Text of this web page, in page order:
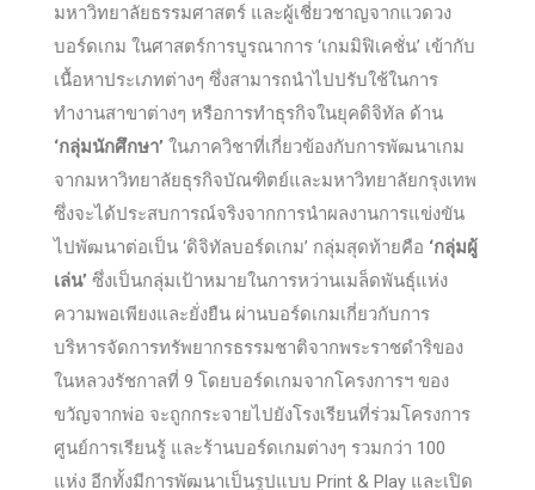
มหาวิทยาลัยธรรมศาสตร์ และผู้เชี่ยวชาญจากแวดวง
บอร์ดเกม ในศาสตร์การบูรณาการ ‘เกมมิฟิเคชั่น’ เข้ากับ
เนื้อหาประเภทต่างๆ ซึ่งสามารถนำไปปรับใช้ในการ
ทำงานสาขาต่างๆ หรือการทำธุรกิจในยุคดิจิทัล ด้าน
‘กลุ่มนักศึกษา’ ในภาควิชาที่เกี่ยวข้องกับการพัฒนาเกม
จากมหาวิทยาลัยธุรกิจบัณฑิตย์และมหาวิทยาลัยกรุงเทพ
ซึ่งจะได้ประสบการณ์จริงจากการนำผลงานการแข่งขัน
ไปพัฒนาต่อเป็น ‘ดิจิทัลบอร์ดเกม’ กลุ่มสุดท้ายคือ ‘กลุ่มผู้
เล่น’ ซึ่งเป็นกลุ่มเป้าหมายในการหว่านเมล็ดพันธุ์แห่ง
ความพอเพียงและยั่งยืน ผ่านบอร์ดเกมเกี่ยวกับการ
บริหารจัดการทรัพยากรธรรมชาติจากพระราชดำริของ
ในหลวงรัชกาลที่ 9 โดยบอร์ดเกมจากโครงการฯ ของ
ขวัญจากพ่อ จะถูกกระจายไปยังโรงเรียนที่ร่วมโครงการ
ศูนย์การเรียนรู้ และร้านบอร์ดเกมต่างๆ รวมกว่า 100
แห่ง อีกทั้งมีการพัฒนาเป็นรูปแบบ Print & Play และเปิด